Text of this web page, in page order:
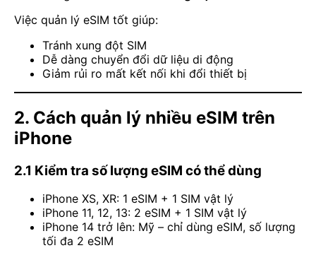
Việc quản lý eSIM tốt giúp:
Tránh xung đột SIM
Dễ dàng chuyển đổi dữ liệu di động
Giảm rủi ro mất kết nối khi đổi thiết bị
2. Cách quản lý nhiều eSIM trên
iPhone
2.1 Kiểm tra số lượng eSIM có thể dùng
iPhone XS, XR: 1 eSIM + 1 SIM vật lý
iPhone 11, 12, 13: 2 eSIM + 1 SIM vật lý
iPhone 14 trở lên: Mỹ – chỉ dùng eSIM, số lượng
tối đa 2 eSIM